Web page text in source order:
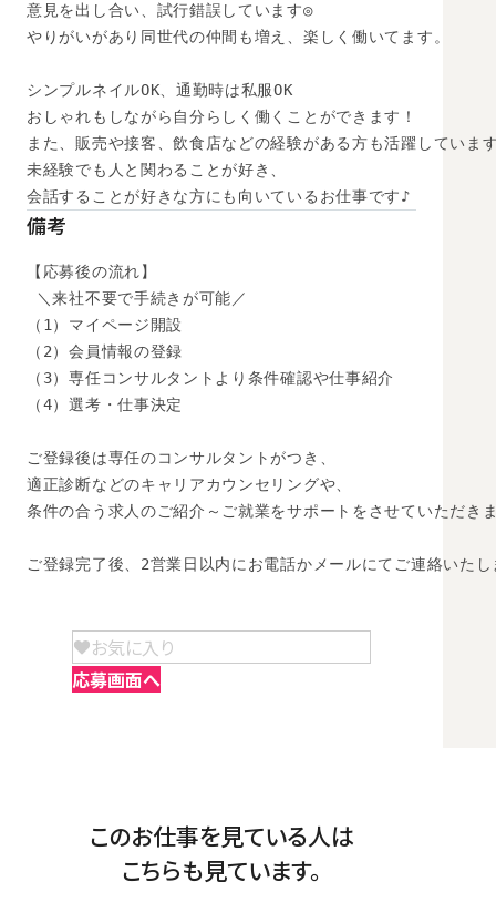
意見を出し合い、試行錯誤しています◎
やりがいがあり同世代の仲間も増え、楽しく働いてます。
シンプルネイルOK、通勤時は私服OK
おしゃれもしながら自分らしく働くことができます！
また、販売や接客、飲食店などの経験がある方も活躍していま
未経験でも人と関わることが好き、
会話することが好きな方にも向いているお仕事です♪
備考
【応募後の流れ】
＼来社不要で手続きが可能／
（1）マイページ開設
（2）会員情報の登録
（3）専任コンサルタントより条件確認や仕事紹介
（4）選考・仕事決定
ご登録後は専任のコンサルタントがつき、
適正診断などのキャリアカウンセリングや、
条件の合う求人のご紹介～ご就業をサポートをさせていただき
ご登録完了後、2営業日以内にお電話かメールにてご連絡いたし
お気に入り
応募画面へ
このお仕事を見ている人は
こちらも見ています。